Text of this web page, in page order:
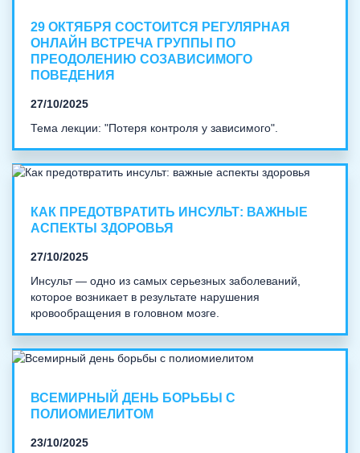
29 ОКТЯБРЯ СОСТОИТСЯ РЕГУЛЯРНАЯ
ОНЛАЙН ВСТРЕЧА ГРУППЫ ПО
ПРЕОДОЛЕНИЮ СОЗАВИСИМОГО
ПОВЕДЕНИЯ
27/10/2025
Тема лекции: "Потеря контроля у зависимого".
КАК ПРЕДОТВРАТИТЬ ИНСУЛЬТ: ВАЖНЫЕ
АСПЕКТЫ ЗДОРОВЬЯ
27/10/2025
Инсульт — одно из самых серьезных заболеваний,
которое возникает в результате нарушения
кровообращения в головном мозге.
ВСЕМИРНЫЙ ДЕНЬ БОРЬБЫ С
ПОЛИОМИЕЛИТОМ
23/10/2025